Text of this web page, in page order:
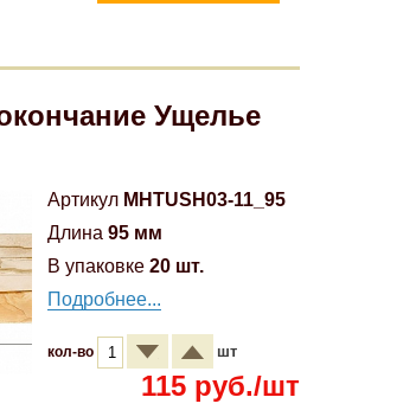
Ущелье
Артикул MHTUSH03-11_95
Длина 95 мм
В упаковке 20 шт.
Подробнее...
кол-во шт
115 руб./шт